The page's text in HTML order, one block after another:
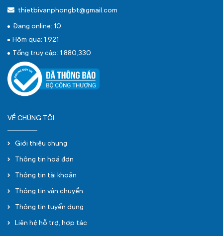
thietbivanphongbt@gmail.com
Đang online: 10
Hôm qua: 1,921
Tổng truy cập: 1,880,330
VỀ CHÚNG TÔI
Giới thiệu chung
Thông tin hoá đơn
Thông tin tài khoản
Thông tin vận chuyển
Thông tin tuyển dụng
Liên hệ hỗ trợ, hợp tác